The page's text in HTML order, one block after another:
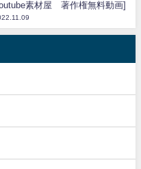
素材屋 著作権無料動画]